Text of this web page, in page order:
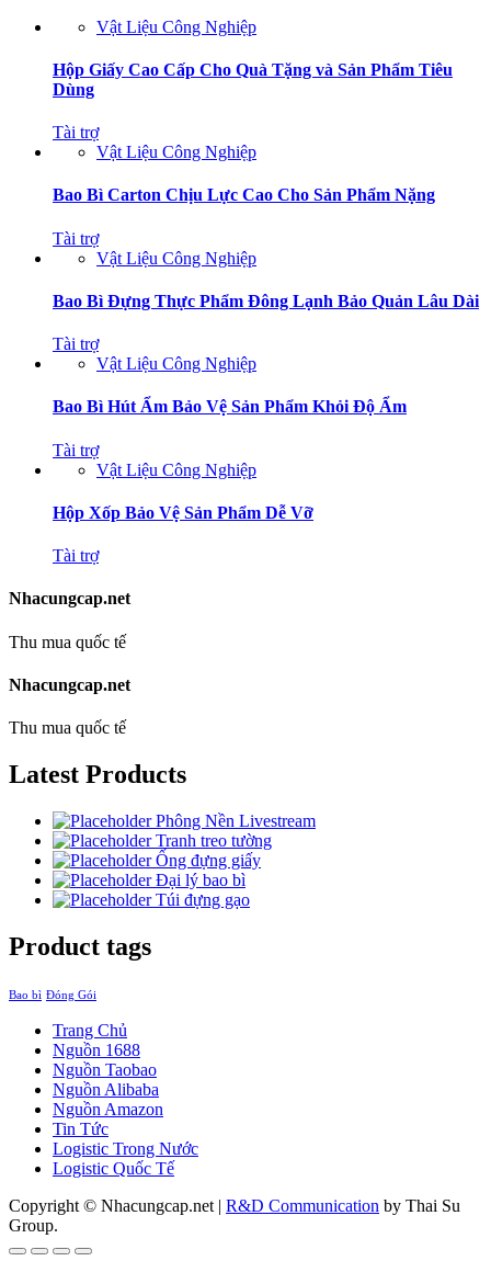
Vật Liệu Công Nghiệp
Hộp Giấy Cao Cấp Cho Quà Tặng và Sản Phẩm Tiêu
Dùng
Tài trợ
Vật Liệu Công Nghiệp
Bao Bì Carton Chịu Lực Cao Cho Sản Phẩm Nặng
Tài trợ
Vật Liệu Công Nghiệp
Bao Bì Đựng Thực Phẩm Đông Lạnh Bảo Quản Lâu Dài
Tài trợ
Vật Liệu Công Nghiệp
Bao Bì Hút Ẩm Bảo Vệ Sản Phẩm Khỏi Độ Ẩm
Tài trợ
Vật Liệu Công Nghiệp
Hộp Xốp Bảo Vệ Sản Phẩm Dễ Vỡ
Tài trợ
Nhacungcap.net
Thu mua quốc tế
Nhacungcap.net
Thu mua quốc tế
Latest Products
Phông Nền Livestream
Tranh treo tường
Ống đựng giấy
Đại lý bao bì
Túi đựng gạo
Product tags
Bao bì Đóng Gói
Trang Chủ
Nguồn 1688
Nguồn Taobao
Nguồn Alibaba
Nguồn Amazon
Tin Tức
Logistic Trong Nước
Logistic Quốc Tế
Copyright © Nhacungcap.net | R&D Communication by Thai Su
Group.